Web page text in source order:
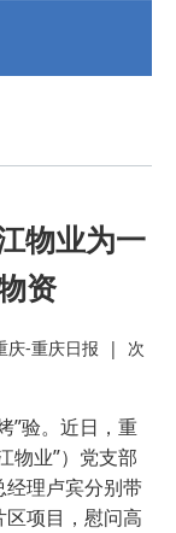
物业为一
资
庆-重庆日报 | 次
”验。近日，重
物业”）党支部
理卢宾分别带
项目，慰问高